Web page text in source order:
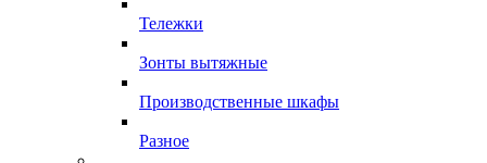
Тележки
Зонты вытяжные
Производственные шкафы
Разное